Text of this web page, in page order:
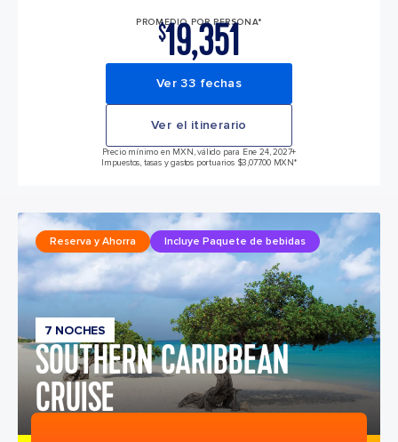
PROMEDIO POR PERSONA*
$19,351
Ver 33 fechas
Ver el itinerario
Precio mínimo en MXN, válido para Ene 24, 2027+
Impuestos, tasas y gastos portuarios $3,077.00 MXN*
7 NOCHES
SOUTHERN CARIBBEAN
CRUISE
Reserva y Ahorra Incluye Paquete de bebidas